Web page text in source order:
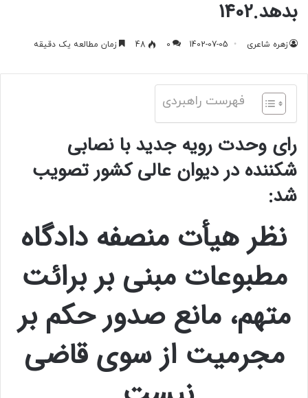
بدهد.1402
زهره شاعری 1402-07-05
0
48 زمان مطالعه یک دقیقه
فهرست راهبردی
رای وحدت رویه جدید با نصابی
شکننده در دیوان عالی کشور تصویب
شد:
نظر هیأت منصفه دادگاه
مطبوعات مبنی بر برائت
متهم، مانع صدور حکم بر
مجرمیت از سوی قاضی